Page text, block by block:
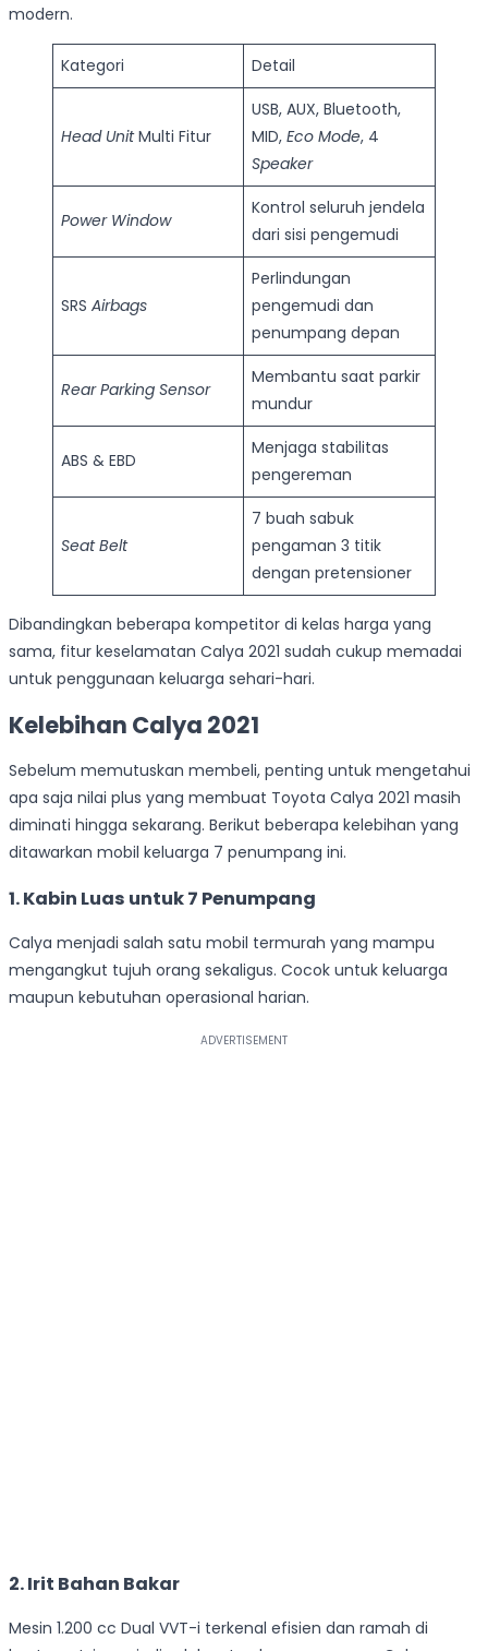
modern.
Kategori Detail
Head UnitMulti Fitur
USB, AUX, Bluetooth,
MID, Eco Mode, 4
Speaker
Power Window
Kontrol seluruh jendela
dari sisi pengemudi
SRS Airbags
Perlindungan
pengemudi dan
penumpang depan
Rear Parking Sensor
Membantu saat parkir
mundur
ABS & EBD
Menjaga stabilitas
pengereman
Seat Belt
7 buah sabuk
pengaman 3 titik
dengan pretensioner
Dibandingkan beberapa kompetitor di kelas harga yang
sama, fitur keselamatan Calya 2021 sudah cukup memadai
untuk penggunaan keluarga sehari-hari.
Kelebihan Calya 2021
Sebelum memutuskan membeli, penting untuk mengetahui
apa saja nilai plus yang membuat Toyota Calya 2021 masih
diminati hingga sekarang. Berikut beberapa kelebihan yang
ditawarkan mobil keluarga 7 penumpang ini.
1. Kabin Luas untuk 7 Penumpang
Calya menjadi salah satu mobil termurah yang mampu
mengangkut tujuh orang sekaligus. Cocok untuk keluarga
maupun kebutuhan operasional harian.
2. Irit Bahan Bakar
Mesin 1.200 cc Dual VVT-i terkenal efisien dan ramah di